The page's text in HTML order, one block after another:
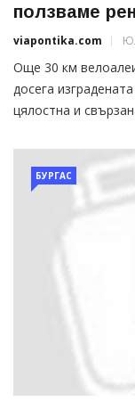
ползваме
viapontika.com
Още 30 км
досега
цялостна и
БУРГАС